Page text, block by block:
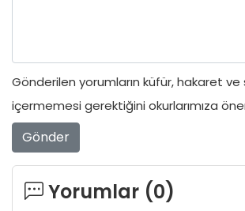
Gönderilen yorumların küfür, hakaret ve
içermemesi gerektiğini okurlarımıza
Gönder
Yorumlar (0)